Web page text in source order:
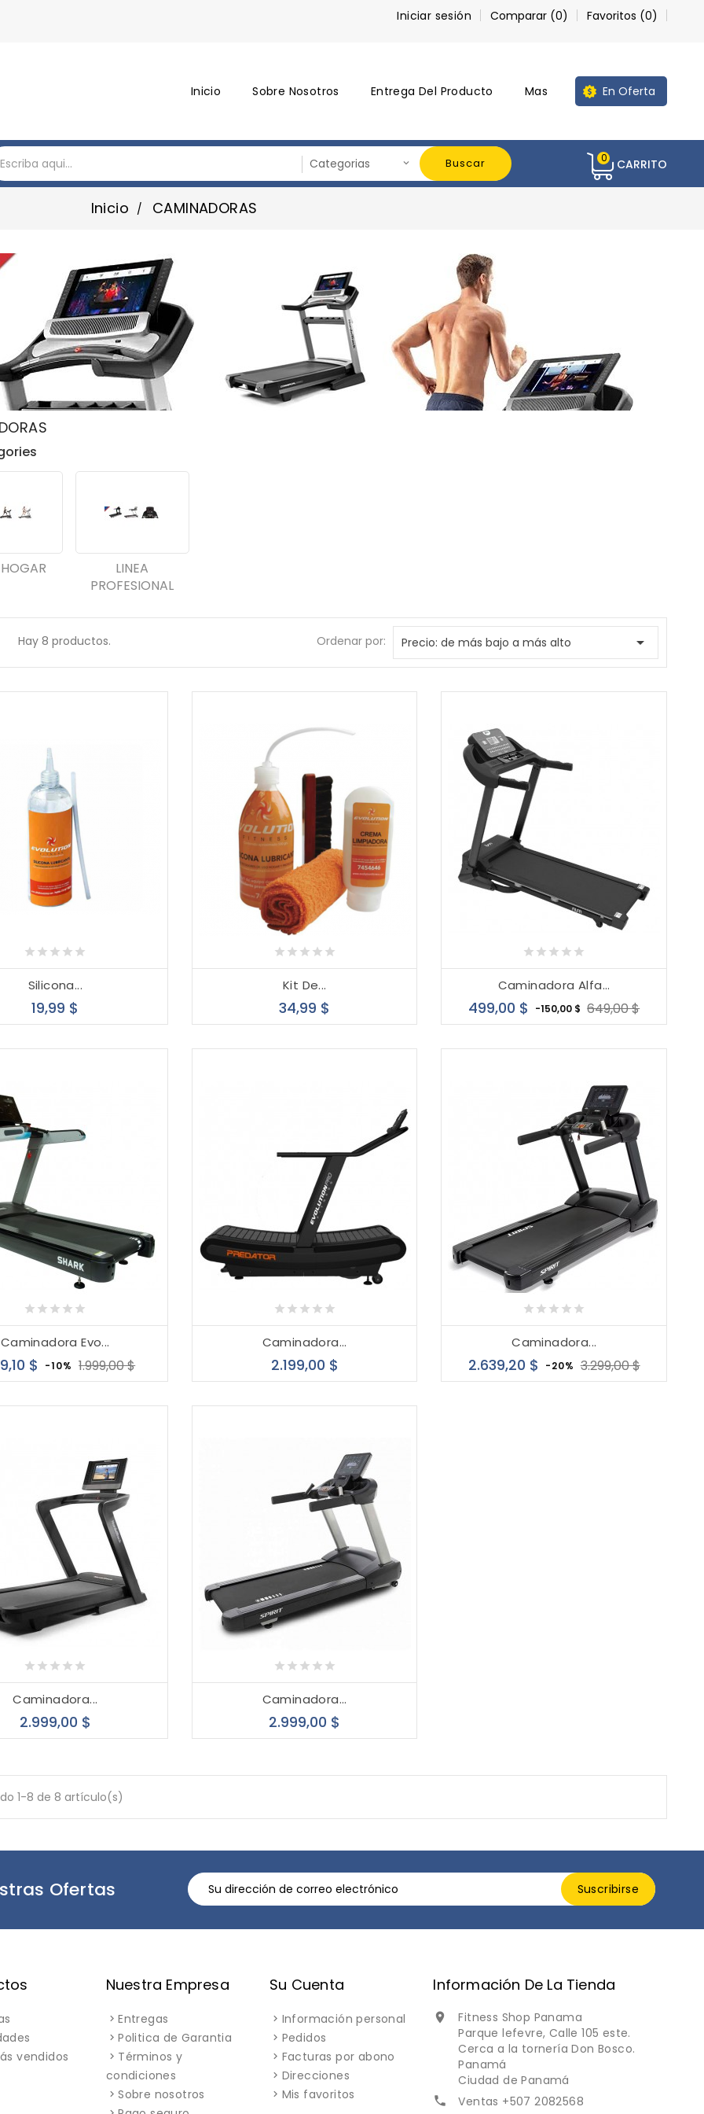
Iniciar sesión Comparar (0) Favoritos (0)
Inicio Sobre Nosotros Entrega Del Producto Mas En Oferta
Buscar CARRITO
0
Inicio CAMINADORAS
LINEA
PROFESIONAL
Hay 8 productos. Ordenar por: Precio: de más bajo a más alto 
Silicona...
19,99 $
Kit De...
34,99 $
Caminadora Alfa...
499,00 $ Precio
base
-150,00 $ 649,00 $Precio
Caminadora Evo...
$ Precio
base
-10% 1.999,00 $Precio
Caminadora...
2.199,00 $
Caminadora...
2.639,20 $ Precio
base
-20% 3.299,00 $Precio
Caminadora...
2.999,00 $
Caminadora...
2.999,00 $
1-8 de 8 artículo(s)
Ofertas
vendidos
Nuestra Empresa
Entregas
Politica de Garantia
Términos y
condiciones
Sobre nosotros
Su Cuenta
Información personal
Pedidos
Facturas por abono
Direcciones
Mis favoritos
Información De La Tienda

Fitness Shop Panama
Parque lefevre, Calle 105 este.
Cerca a la tornería Don Bosco.
Panamá
Ciudad de Panamá
 Ventas +507 2082568